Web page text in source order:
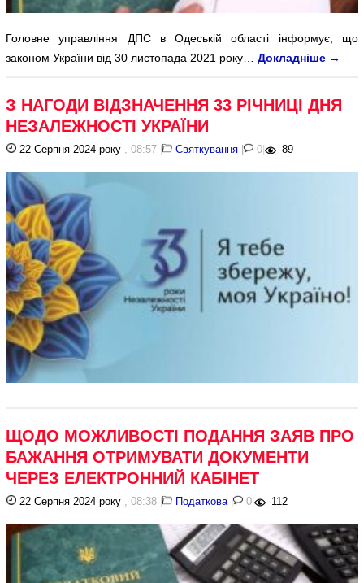
Головне управління ДПС в Одеській області інформує, що
законом України від 30 листопада 2021 року…Докладніше →
З НАГОДИ ВІДЗНАЧЕННЯ 33 РІЧНИЦІ ДНЯ
НЕЗАЛЕЖНОСТІ УКРАЇНИ
22 Серпня 2024 року , 08:57 | Святкування | 0 | 89
ЩОДО МОЖЛИВОСТІ ПОДАННЯ ЗАЯВ ПРО
БАЖАННЯ ОТРИМУВАТИ ДОКУМЕНТИ
ЧЕРЕЗ ЕЛЕКТРОННИЙ КАБІНЕТ
22 Серпня 2024 року , 08:38 | Податкова| 0 | 112